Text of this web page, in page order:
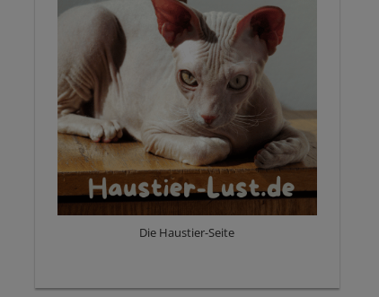
Die Haustier-Seite